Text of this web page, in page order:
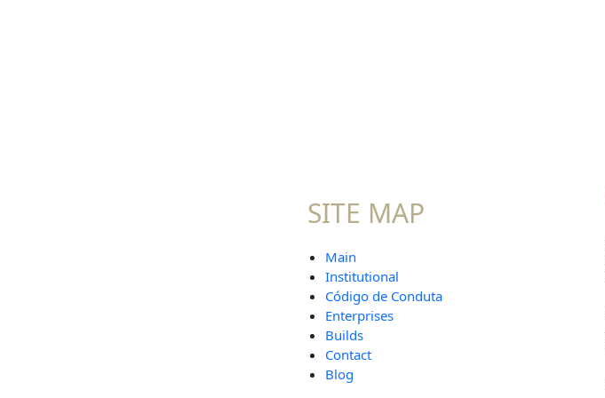
SITE MAP
Main
Institutional
Código de Conduta
Enterprises
Builds
Contact
Blog